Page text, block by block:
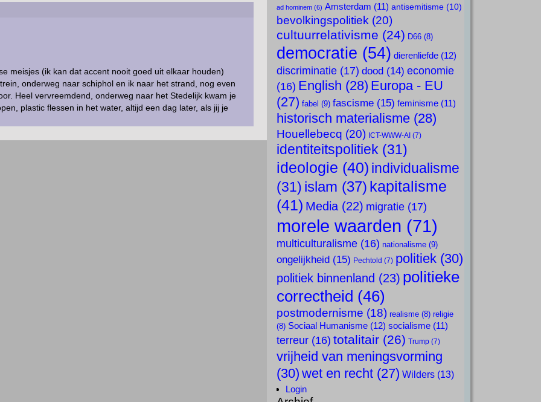
meisjes (ik kan dat accent nooit goed uit elkaar houden)
onderweg naar schiphol en ik naar het strand, nog even
Heel vervreemdend, onderweg naar het Stedelijk kwam je
plastic flessen in het water, altijd een dag later, als jij je
ad hominem (6) Amsterdam (11) antisemitisme (10)
bevolkingspolitiek (20)
cultuurrelativisme (24) D66 (8)
democratie (54) dierenliefde (12)
discriminatie (17) dood (14) economie
(16) English (28) Europa - EU
(27) fabel (9) fascisme (15) feminisme (11)
historisch materialisme (28)
Houellebecq (20) ICT-WWW-AI (7)
identiteitspolitiek (31)
ideologie (40) individualisme
(31) islam (37) kapitalisme
(41) Media (22) migratie (17)
morele waarden (71)
multiculturalisme (16) nationalisme (9)
ongelijkheid (15) Pechtold (7) politiek (30)
politiek binnenland (23) politieke
correctheid (46)
postmodernisme (18) realisme (8) religie
(8) Sociaal Humanisme (12) socialisme (11)
terreur (16) totalitair (26) Trump (7)
vrijheid van meningsvorming
(30) wet en recht (27) Wilders (13)
Login